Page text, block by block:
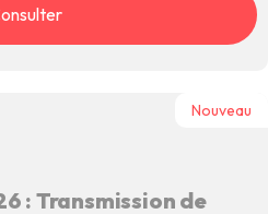
Nouveau
: Transmission de